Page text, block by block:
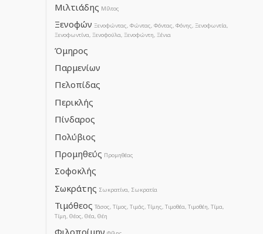
Μιλτιάδης Μίλτος
Ξενοφών Ξενοφώντας, Φώντας, Φόντας, Φόνης, Ξενοφωντία,
Ξενοφωντίνα, Ξενοφούλα, Ξενοφώντη, Ξένια
Όμηρος
Παρμενίων
Πελοπίδας
Περικλής
Πίνδαρος
Πολύβιος
Προμηθεύς Προμηθέας
Σοφοκλής
Σωκράτης Σωκρατίνα, Σωκρατία
Τιμόθεος Τάσος, Τίμος, Τιμάς, Τίμης, Τιμοθέα, Τιμοθέη, Τίμα,
Τίμη, Θέος, Θέα, Θέη
Φιλοποίμην